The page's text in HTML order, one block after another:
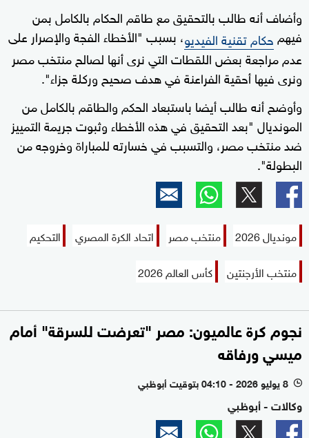
وأضاف أنه طالب بالتحقيق مع طاقم الحكام بالكامل بمن
فيهم حكام تقنية الفيديو، بسبب "الأخطاء الفجة والإصرار على
عدم مراجعة بعض اللقطات التي نرى أنها لصالح منتخب مصر
ونرى فيها أحقية الفراعنة في هدف صحيح وركلة جزاء".
وأوضح أنه طالب أيضا باستبعاد الحكم والطاقم بالكامل من
المونديال "بعد التحقيق في هذه الأخطاء وثبوت جريمة التمييز
ضد منتخب مصر، والتسبب في خسارته للمباراة وخروجه من
البطولة".
مونديال 2026 منتخب مصر اتحاد الكرة المصري
التحكيم
منتخب الأرجنتين
كأس العالم 2026
نجوم كرة عالميون: مصر "تعرضت للسرقة" أمام
ميسي ورفاقه
l 8 يوليو 2026 - 04:10 بتوقيت أبوظبي
وكالات - أبوظبي